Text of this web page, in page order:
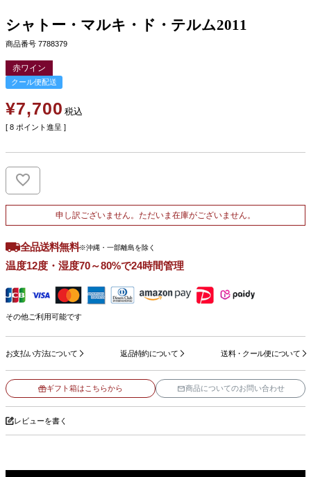
シャトー・マルキ・ド・テルム2011
商品番号 7788379
赤ワイン
クール便配送
¥7,700 税込
[ 8 ポイント進呈 ]
申し訳ございません。ただいま在庫がございません。
全品送料無料※沖縄・一部離島を除く
温度12度・湿度70～80%で24時間管理
その他ご利用可能です
お支払い方法について 返品特約について 送料・クール便について
ギフト箱はこちらから 商品についてのお問い合わせ
レビューを書く